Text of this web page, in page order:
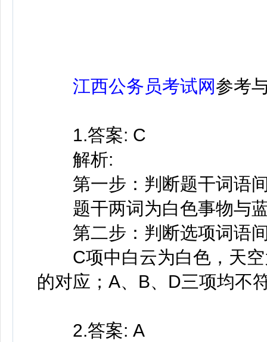
江西公务员考试网参考
1.答案: C
解析:
第一步：判断题干词语
题干两词为白色事物与蓝
第二步：判断选项词语
C项中白云为白色，天空
的对应；A、B、D三项均不
2.答案: A